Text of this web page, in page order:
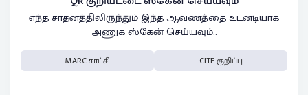
எந்த சாதனத்திலிருந்தும் இந்த ஆவணத்தை உடனடியாக
அணுக ஸ்கேன் செய்யவும்..
MARC காட்சி CITE குறிப்பு